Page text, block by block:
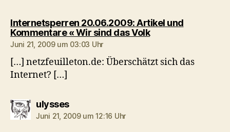
Internetsperren 20.06.2009: Artikel und
Kommentare « Wir sind das Volksagt:
Juni 21, 2009 um 03:03 Uhr
[…] netzfeuilleton.de: Überschätzt sich das
Internet? […]
ulyssessagt:
Juni 21, 2009 um 12:16 Uhr